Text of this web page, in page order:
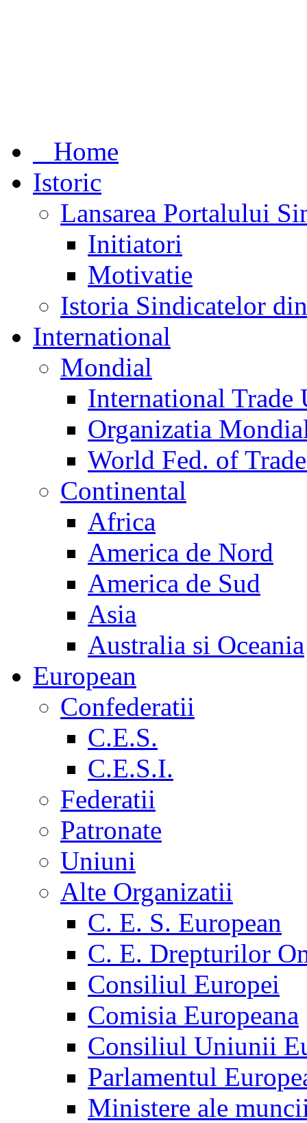
Home
Istoric
Lansarea Portalului
Initiatori
Motivatie
Istoria Sindicatelor
International
Mondial
International Trade
Organizatia
World Fed. of
Continental
Africa
America de Nord
America de Sud
Asia
Australia si Oceania
European
Confederatii
C.E.S.
C.E.S.I.
Federatii
Patronate
Uniuni
Alte Organizatii
C. E. S. European
C. E. Drepturilor
Consiliul Europei
Comisia Europeana
Consiliul Uniunii
Parlamentul
Ministere ale